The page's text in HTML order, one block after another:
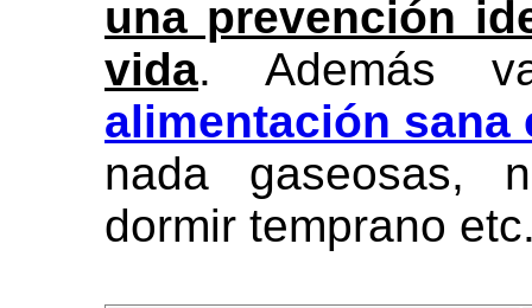
una prevención
vida. Además
alimentación sana
nada gaseosas,
dormir temprano